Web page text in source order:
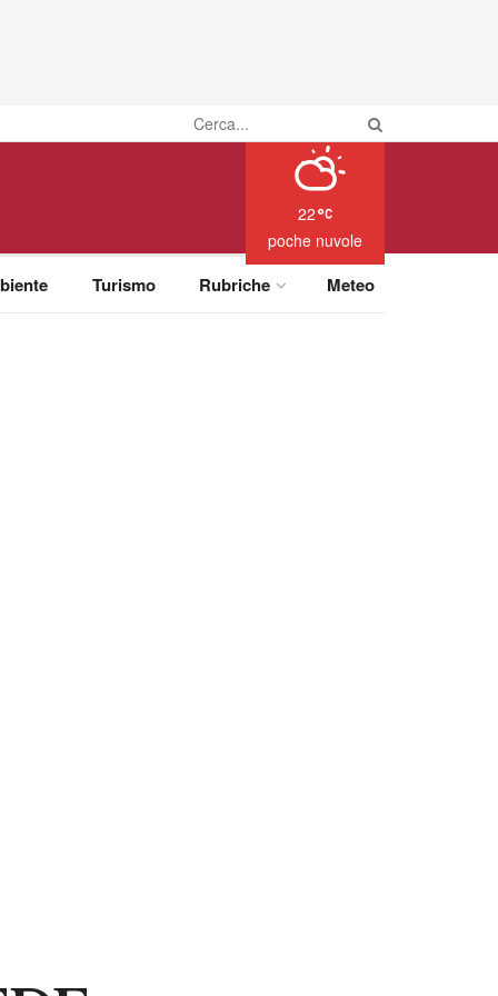
22
poche nuvole
Turismo Rubriche Meteo